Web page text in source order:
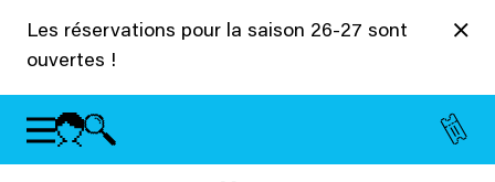
Les réservations pour la saison 26-27 sont
ouvertes !